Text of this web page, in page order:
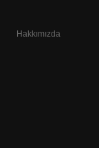
Hakkımızda